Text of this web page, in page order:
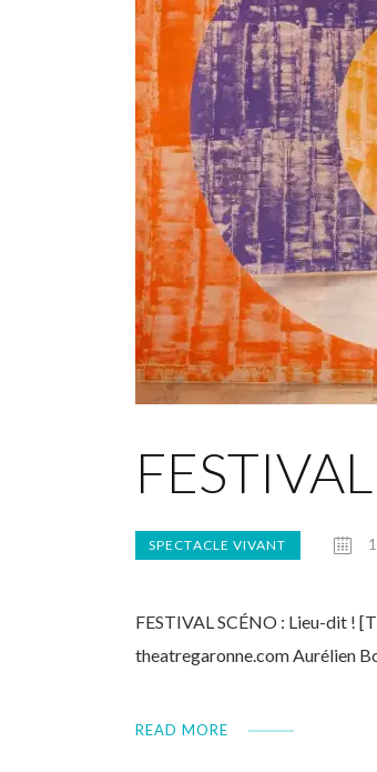
SPECTACLE VIVANT
FESTIVAL SCÉNO : Lieu-dit !
theatregaronne.com Aurélien
READ MORE